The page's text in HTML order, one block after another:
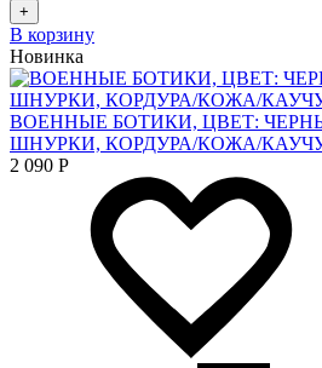
+
В корзину
Новинка
ВОЕННЫЕ БОТИКИ, ЦВЕТ:
ШНУРКИ, КОРДУРА/КОЖА/
2 090 Р